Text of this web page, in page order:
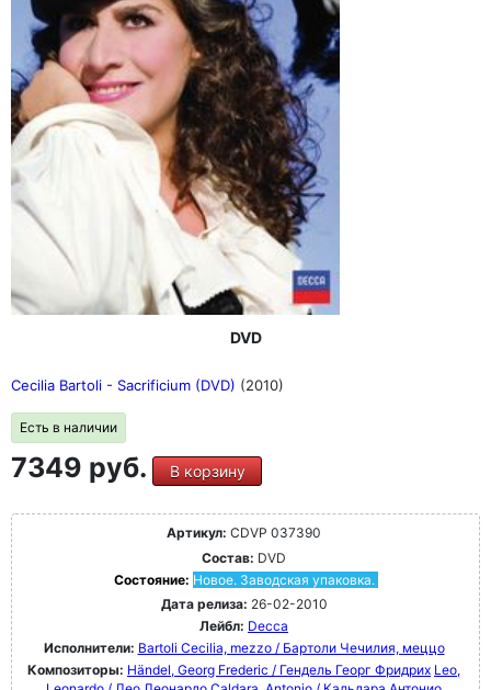
DVD
Cecilia Bartoli - Sacrificium (DVD) (2010)
Есть в наличии
7349 руб. В корзину
Артикул: CDVP 037390
Состав: DVD
Состояние: Новое. Заводская упаковка.
Дата релиза: 26-02-2010
Лейбл: Decca
Исполнители: Bartoli Cecilia, mezzo / Бартоли Чечилия, меццо
Композиторы: Händel, Georg Frederic / Гендель Георг Фридрих Leo,